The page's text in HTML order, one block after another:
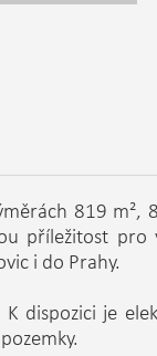
819 m²,
příležitost
i do Prahy.
dispozici je